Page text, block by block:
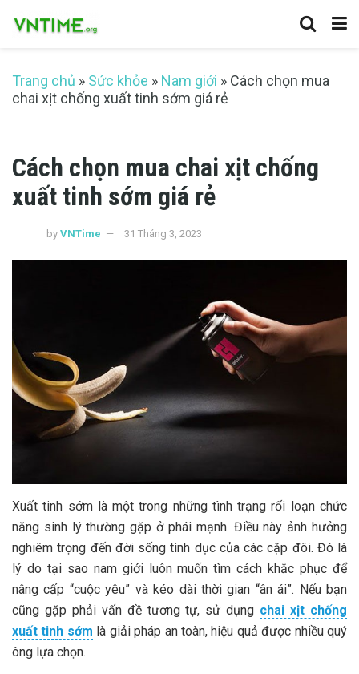
Trang chủ » Sức khỏe » Nam giới » Cách chọn mua
chai xịt chống xuất tinh sớm giá rẻ
Cách chọn mua chai xịt chống
xuất tinh sớm giá rẻ
by VNTime 31 Tháng 3, 2023
Xuất tinh sớm là một trong những tình trạng rối loạn chức
năng sinh lý thường gặp ở phái mạnh. Điều này ảnh hưởng
nghiêm trọng đến đời sống tình dục của các cặp đôi. Đó là
lý do tại sao nam giới luôn muốn tìm cách khắc phục để
nâng cấp “cuộc yêu” và kéo dài thời gian “ân ái”. Nếu bạn
cũng gặp phải vấn đề tương tự, sử dụng chai xịt chống
xuất tinh sớm là giải pháp an toàn, hiệu quả được nhiều quý
ông lựa chọn.